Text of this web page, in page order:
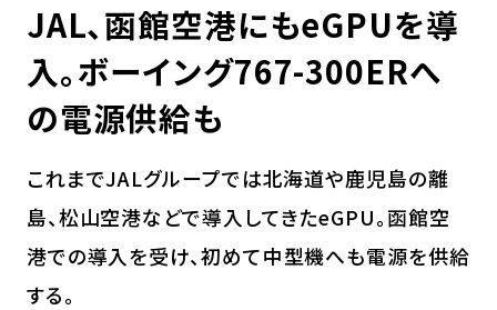
JAL、函館空港にもeGPUを導
入。ボーイング767-300ERへ
の電源供給も
これまでJALグループでは北海道や鹿児島の離
島、松山空港などで導入してきたeGPU。函館空
港での導入を受け、初めて中型機へも電源を供給
する。